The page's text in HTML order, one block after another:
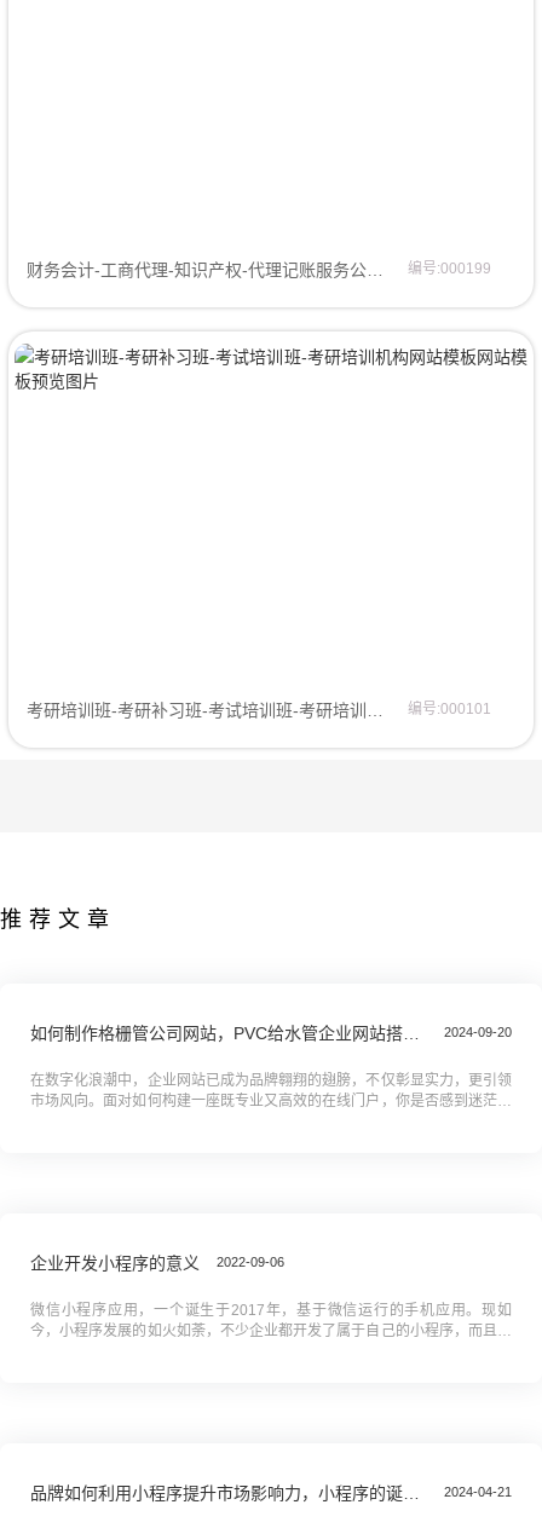
编号:000199
编号:000101
推荐文章
2024-09-20
在数字化浪潮中，企业网站已成为品牌翱翔的翅膀，不仅彰显实力，更引领
市场风向。面对如何构建一座既专业又高效的在线门户，你是否感到迷茫？
企业开发小程序的意义 2022-09-06
微信小程序应用，一个诞生于2017年，基于微信运行的手机应用。现如
今，小程序发展的如火如荼，不少企业都开发了属于自己的小程序，而且有
2024-04-21